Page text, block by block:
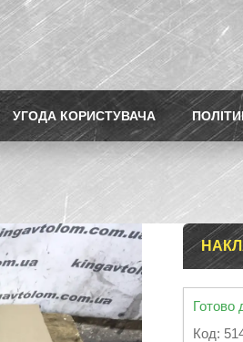
УГОДА КОРИСТУВАЧА
Готово
Код: